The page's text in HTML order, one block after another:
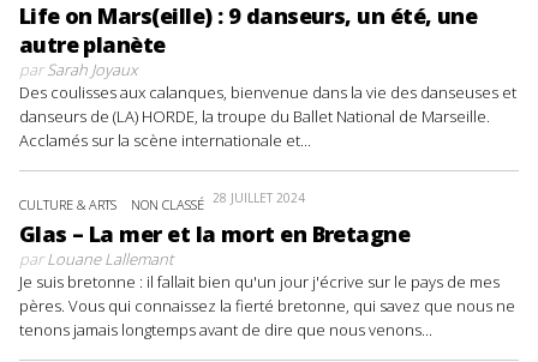
Life on Mars(eille) : 9 danseurs, un été, une
autre planète
parSarah Joyaux
Des coulisses aux calanques, bienvenue dans la vie des danseuses et
danseurs de (LA) HORDE, la troupe du Ballet National de Marseille.
Acclamés sur la scène internationale et...
CULTURE & ARTS NON CLASSÉ 28 JUILLET 2024
Glas – La mer et la mort en Bretagne
parLouane Lallemant
Je suis bretonne : il fallait bien qu'un jour j'écrive sur le pays de mes
pères. Vous qui connaissez la fierté bretonne, qui savez que nous ne
tenons jamais longtemps avant de dire que nous venons...